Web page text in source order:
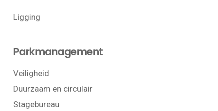
Ligging
Parkmanagement
Veiligheid
Duurzaam en circulair
Stagebureau